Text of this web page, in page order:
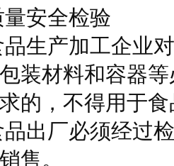
安全检验
生产加工企业
装材料和容器
的，不得用于
出厂必须经过
售。